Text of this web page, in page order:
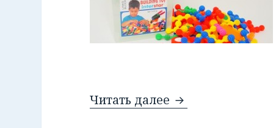
Читать далее Конструктор